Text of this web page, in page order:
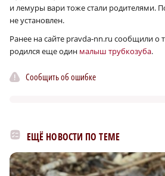
и лемуры вари тоже стали родителями.
не установлен.
Ранее на сайте pravda-nn.ru сообщили о
родился еще один малыш трубкозуба.
Сообщить об ошибке
ЕЩЁ НОВОСТИ ПО ТЕМЕ